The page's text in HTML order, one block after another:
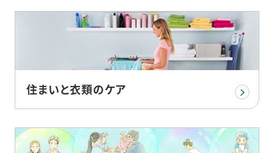
住まいと衣類のケア